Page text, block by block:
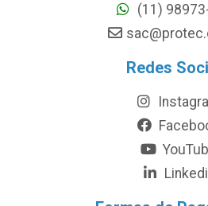
(11)
Redes